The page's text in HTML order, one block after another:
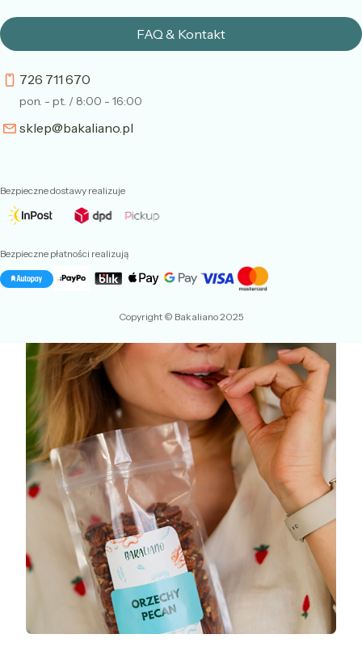
FAQ & Kontakt
726 711 670
pon. - pt. / 8:00 - 16:00
sklep@bakaliano.pl
Bezpieczne dostawy realizuje
Bezpieczne płatności realizują
Copyright © Bakaliano 2025